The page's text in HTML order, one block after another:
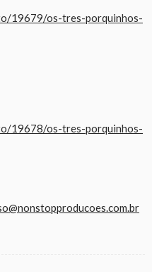
19679/os-tres-porquinhos-
19678/os-tres-porquinhos-